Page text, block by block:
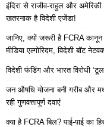
इंदिरा से राजीव-राहुल और
खतरनाक है विदेशी एजेंडा!
जानिए, क्यों जरूरी है FCRA
मीडिया एल्गोरिदम, विदेशी बॉट
विदेशी फंडिंग और भारत विरोधी
जन औषधि योजना बनी गरीब और
रही गुणवत्तापूर्ण दवाएं
क्या है FCRA बिल? पाई-पाई का